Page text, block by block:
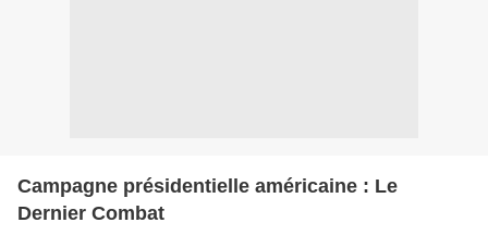
Campagne présidentielle américaine : Le
Dernier Combat